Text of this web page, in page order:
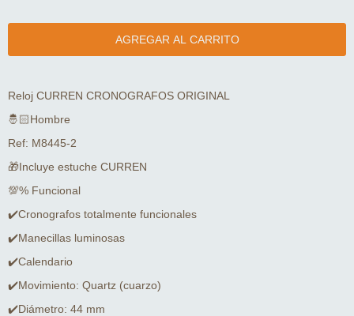
Reloj CURREN CRONOGRAFOS ORIGINAL
🤴🏻Hombre
Ref: M8445-2
🎁Incluye estuche CURREN
💯% Funcional
✔️Cronografos totalmente funcionales
✔️Manecillas luminosas
✔️Calendario
✔️Movimiento: Quartz (cuarzo)
✔️Diámetro: 44 mm